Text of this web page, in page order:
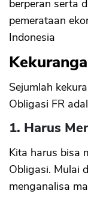
berperan serta
pemerataan
Indonesia
Sejumlah
Obligasi FR
1. Harus
Kita harus bisa
Obligasi. Mulai
menganalisa